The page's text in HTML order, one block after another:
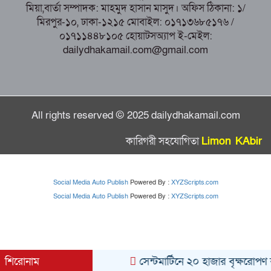
মিয়া,বার্তা সম্পাদক: মাহমুদ হাসান মাসুদ। অফিস ঠিকানা: ১/
মিরপুর-১০, ঢাকা-১২১৫ মোবাইল: ০১৭১৩৬৮৫১৭৬ /
০১৭১১৪৪৮১০৫ হোয়াটসঅ্যাপ ই-মেইল:
dailydhakamail.com@gmail.com
শিরোনাম সেন্টমার্টিনে ২০ হাজার বৃক্ষরোপণ
All rights reserved © 2025 dailydhakamail.com
কারিগরী সহযোগিতাLimon KAbir
Social Media Auto PublishPowered By : XYZScripts.com
Social Media Auto PublishPowered By : XYZScripts.com